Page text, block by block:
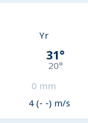
Yr
31°
20°
0 mm
4 (- -) m/s